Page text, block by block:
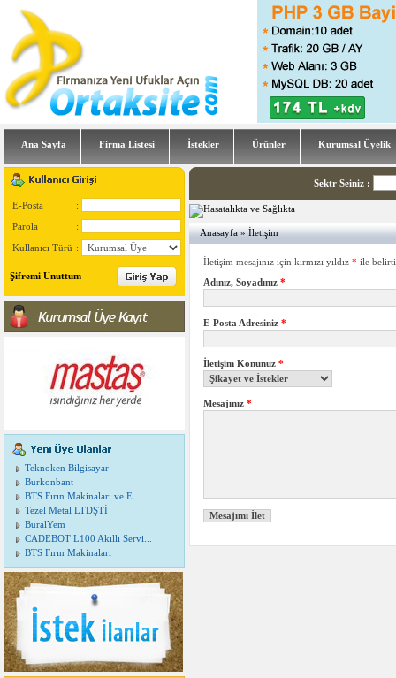
Ana Sayfa Firma Listesi İstekler Ürünler Kurumsal Üyelik
E-Posta :
Parola :
Kullanıcı Türü :
Şifremi Unuttum
Teknoken Bilgisayar
Burkonbant
BTS Fırın Makinaları ve E...
Tezel Metal LTDŞTİ
BuralYem
CADEBOT L100 Akıllı Servi...
BTS Fırın Makinaları
Sektr Seiniz :
Anasayfa» İletişim
İletişim mesajınız için kırmızı yıldız * ile
Adınız, Soyadınız *
E-Posta Adresiniz *
İletişim Konunuz *
Mesajınız *